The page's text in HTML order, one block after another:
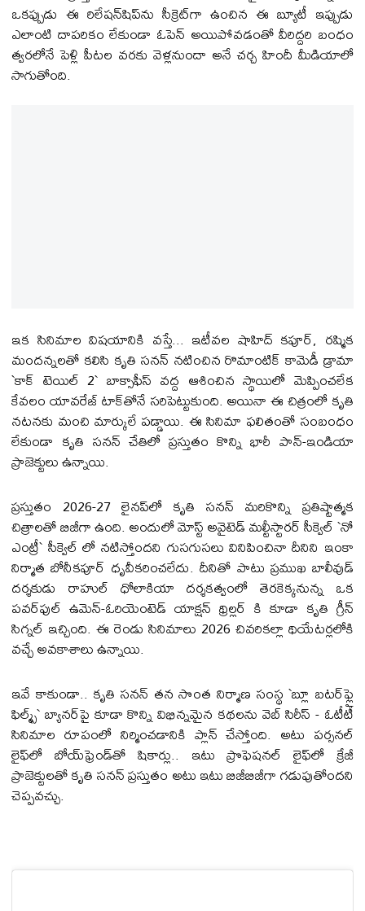
ఒకప్పుడు ఈ రిలేషన్‌షిప్‌ను సీక్రెట్‌గా ఉంచిన ఈ బ్యూటీ ఇప్పుడు
ఎలాంటి దాపరికం లేకుండా ఓపెన్ అయిపోవ‌డంతో వీరిద్దరి బంధం
త్వరలోనే పెళ్లి పీటల వరకు వెళ్లనుందా అనే చర్చ హిందీ మీడియాలో
సాగుతోంది.
ఇక సినిమాల విషయానికి వస్తే... ఇటీవల షాహిద్ కపూర్, రష్మిక
మందన్నలతో కలిసి కృతి సనన్ నటించిన రొమాంటిక్ కామెడీ డ్రామా
`కాక్ టెయిల్ 2` బాక్సాఫీస్ వద్ద ఆశించిన స్థాయిలో మెప్పించలేక
కేవలం యావరేజ్ టాక్‌తోనే సరిపెట్టుకుంది. అయినా ఈ చిత్రంలో కృతి
నటనకు మంచి మార్కులే పడ్డాయి. ఈ సినిమా ఫలితంతో సంబంధం
లేకుండా కృతి సనన్ చేతిలో ప్రస్తుతం కొన్ని భారీ పాన్-ఇండియా
ప్రాజెక్టులు ఉన్నాయి.
ప్రస్తుతం 2026-27 లైనప్‌లో కృతి సనన్ మరికొన్ని ప్రతిష్టాత్మక
చిత్రాలతో బిజీగా ఉంది. అందులో మోస్ట్ అవైటెడ్ మల్టీస్టారర్ సీక్వెల్ `నో
ఎంట్రీ` సీక్వెల్ లో న‌టిస్తోంద‌ని గుసగుస‌లు వినిపించినా దీనిని ఇంకా
నిర్మాత బోనీక‌పూర్ ధృవీక‌రించ‌లేదు. దీనితో పాటు ప్రముఖ బాలీవుడ్
దర్శకుడు రాహుల్ ధోలాకియా దర్శకత్వంలో తెరకెక్కనున్న ఒక
పవర్‌ఫుల్ ఉమెన్-ఓరియెంటెడ్ యాక్షన్ థ్రిల్లర్ కి కూడా కృతి గ్రీన్
సిగ్నల్ ఇచ్చింది. ఈ రెండు సినిమాలు 2026 చివరికల్లా థియేటర్లలోకి
వచ్చే అవకాశాలు ఉన్నాయి.
ఇవే కాకుండా.. కృతి సనన్ తన సొంత నిర్మాణ సంస్థ `బ్లూ బటర్‌ఫ్లై
ఫిల్మ్స్` బ్యానర్‌పై కూడా కొన్ని విభిన్నమైన కథలను వెబ్ సిరీస్ - ఓటీటీ
సినిమాల రూపంలో నిర్మించడానికి ప్లాన్ చేస్తోంది. అటు పర్సనల్
లైఫ్‌లో బోయ్‌ఫ్రెండ్‌తో షికార్లు.. ఇటు ప్రొఫెషనల్ లైఫ్‌లో క్రేజీ
ప్రాజెక్టులతో కృతి సనన్ ప్రస్తుతం అటు ఇటు బిజీబిజీగా గడుపుతోందని
చెప్పవచ్చు.